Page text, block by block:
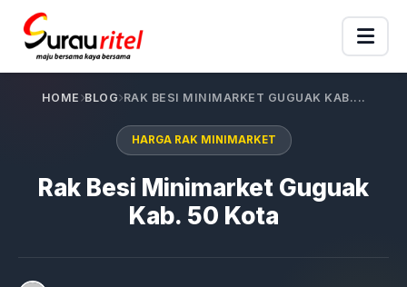
HOME BLOG RAK BESI MINIMARKET GUGUAK KAB....
HARGA RAK MINIMARKET
Rak Besi Minimarket Guguak
Kab. 50 Kota